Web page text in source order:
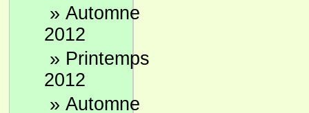
» Automne
2012
» Printemps
2012
» Automne